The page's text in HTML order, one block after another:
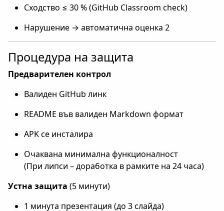
Сходство ≤ 30 % (GitHub Classroom check)
Нарушение → автоматична оценка 2
Процедура на защита
Предварителен контрол
Валиден GitHub линк
README във валиден Markdown формат
APK се инсталира
Очаквана минимална функционалност
(При липси – доработка в рамките на 24 часа)
Устна защита (5 минути)
1 минута презентация (до 3 слайда)